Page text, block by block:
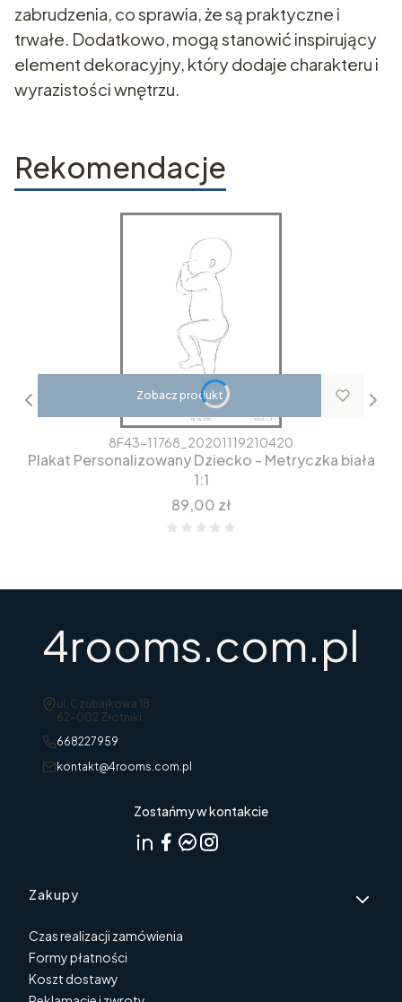
zabrudzenia, co sprawia, że są praktyczne i
trwałe. Dodatkowo, mogą stanowić inspirujący
element dekoracyjny, który dodaje charakteru i
wyrazistości wnętrzu.
Rekomendacje
Zobacz produkt
8F43-11768_20201119210420
Plakat Personalizowany Dziecko - Metryczka biała
1:1
Cena
89,00 zł
4rooms.com.pl
Adres:
ul. Czubajkowa 18
62-002 Złotniki
668227959
kontakt@4rooms.com.pl
Zostańmy w kontakcie
Linki w stopce
Zakupy
Czas realizacji zamówienia
Formy płatności
Koszt dostawy